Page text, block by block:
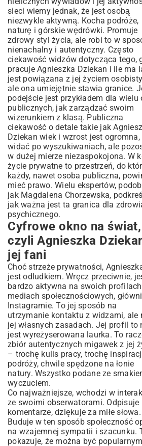
sieci wiemy jednak, że jest osobą
niezwykle aktywną. Kocha podróże,
naturę i górskie wędrówki. Promuje
zdrowy styl życia, ale robi to w
nienachalny i autentyczny. Często
ciekawość widzów dotycząca tego,
pracuje Agnieszka Dziekan i ile ma
jest powiązana z jej życiem
ale ona umiejętnie stawia granice.
podejście jest przykładem dla wielu
publicznych, jak zarządzać swoim
wizerunkiem z klasą. Publiczna
ciekawość o detale takie jak
Dziekan wiek i wzrost jest ogromna,
widać po wyszukiwaniach, ale
w dużej mierze niezaspokojona. W
życie prywatne to przestrzeń, do
każdy, nawet osoba publiczna,
mieć prawo. Wielu ekspertów,
jak Magdalena Chorzewska,
jak ważna jest ta granica dla
psychicznego.
Cyfrowe okno na świat,
czyli Agnieszka
jej fani
Choć strzeże prywatności,
jest odludkiem. Wręcz przeciwnie,
bardzo aktywna na swoich
mediach społecznościowych,
Instagramie. To jej sposób na
utrzymanie kontaktu z widzami, ale
jej własnych zasadach. Jej profil to
jest wyreżyserowana laurka. To
zbiór autentycznych migawek z jej
– trochę kulis pracy, trochę
podróży, chwile spędzone na łonie
natury. Wszystko podane ze
wyczuciem.
Co najważniejsze, wchodzi w
ze swoimi obserwatorami. Odpisuje
komentarze, dziękuje za miłe słowa.
Buduje w ten sposób społeczność
na wzajemnej sympatii i szacunku.
pokazuje, że można być